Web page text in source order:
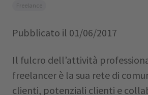
Freelance
Pubblicato il 01/06/2017
Il fulcro dell’attività
freelancer è la sua rete di
clienti, potenziali clienti e